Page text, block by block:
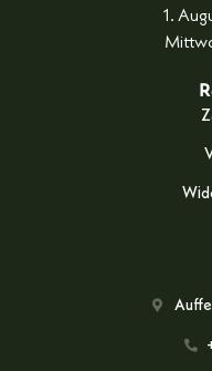
1.